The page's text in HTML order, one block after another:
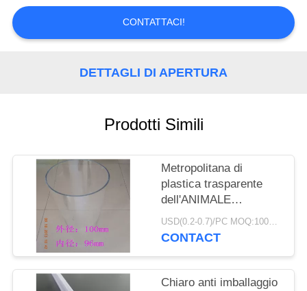
CITAZIONE
PRIVACY
POLICY
CONTATTACI!
DETTAGLI DI APERTURA
Prodotti Simili
Metropolitana di
plastica trasparente
dell'ANIMALE
DOMESTICO PETG
Candy della
cappucci CMYK
USD(0.2-0.7)/PC MOQ:1000pcs
CONTACT
Chiaro anti imballaggio